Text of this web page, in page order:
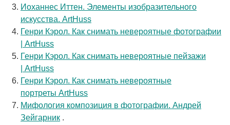
Иоханнес Иттен. Элементы изобразительного
искусства. ArtHuss
Генри Кэрол. Как снимать невероятные фотографии
| ArtHuss
Генри Кэрол. Как снимать невероятные пейзажи
| ArtHuss
Генри Кэрол. Как снимать невероятные
портреты ArtHuss
Мифология композиция в фотографии. Андрей
Зейгарник .